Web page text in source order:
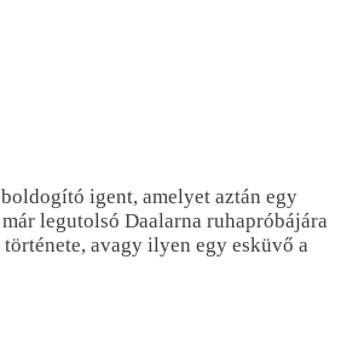
igent, amelyet aztán egy
legutolsó Daalarna ruhapróbájára
avagy ilyen egy esküvő a